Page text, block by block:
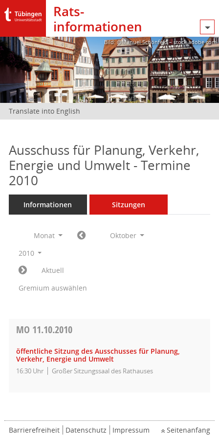
Rats­
informationen
Bild: @Manuel Schönfeld – stock.adobe.com
Translate into English
Ausschuss für Planung, Verkehr,
Energie und Umwelt - Termine
2010
Informationen Sitzungen
Monat
Oktober
2010
Aktuell
Gremium auswählen
MO 11.10.2010
öffentliche Sitzung des Ausschusses für Planung,
Verkehr, Energie und Umwelt
16:30 Uhr Großer Sitzungssaal des Rathauses
Barrierefreiheit Datenschutz Impressum Seitenanfang